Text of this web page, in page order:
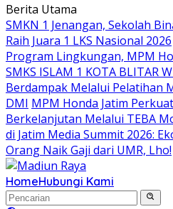
Langsung
ke
konten
Berita Utama
SMKN 1 Jenangan, Sekolah
Raih Juara 1 LKS Nasional 2026
Program Lingkungan, MPM
SMKS ISLAM 1 KOTA BLITAR
Berdampak Melalui Pelatihan
DMI MPM Honda Jatim
Berkelanjutan Melalui TEBA
di Jatim Media Summit 2026:
Orang Naik Gaji dari UMR, Lho!
HomeHubungi Kami